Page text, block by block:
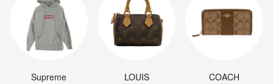
Supreme
LOUIS
COACH